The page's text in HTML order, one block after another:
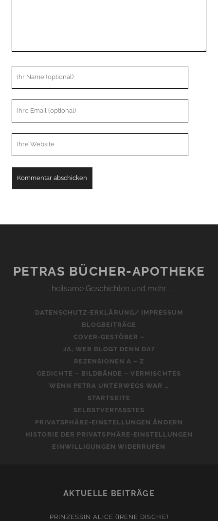
PETRAS BÜCHER-APOTHEKE
… heilsame Geschichten und mehr …
DATENSCHUTZ-ERKLÄRUNG/ IMPRESSUM
BLOGBEITRÄGE
COVER-GESTÖBER –
JA, WER BLOGT DENN DA?
REZENSIONEN A – Z
GEDICHTE – BILDBÄNDE – VERMISCHTES
WENN PETRA UNTERWEGS WAR …
STARTSEITE
SELBSTVERFASSTES
PRIVATSPHÄRE-EINSTELLUNGEN ÄNDERN
HISTORIE DER PRIVATSPHÄRE-EINSTELLUNGEN
EINWILLIGUNGEN WIDERRUFEN
AKTUELLE BEITRÄGE
PRINZESSIN ALICE (IRENE DISCHE)